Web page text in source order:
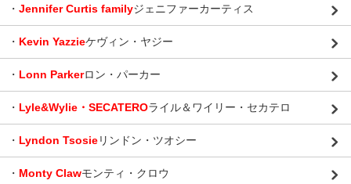
・ Jennifer Curtis familyジェニファーカーティス
・ Kevin Yazzieケヴィン・ヤジー
・ Lonn Parkerロン・パーカー
・ Lyle&Wylie・SECATEROライル＆ワイリー・セカテロ
・ Lyndon Tsosieリンドン・ツオシー
・ Monty Clawモンティ・クロウ